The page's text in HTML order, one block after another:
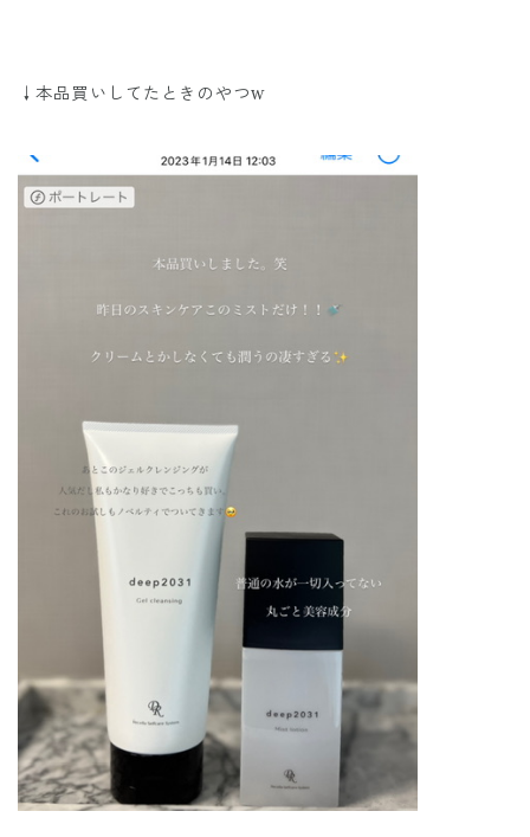
↓本品買いしてたときのやつw